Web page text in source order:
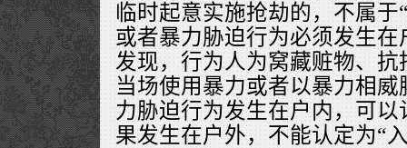
临时起意实施抢劫的，不属于
或者暴力胁迫行为必须发生
发现，行为人为窝藏赃物、
当场使用暴力或者以暴力相
力胁迫行为发生在户内，可以
果发生在户外，不能认定为“